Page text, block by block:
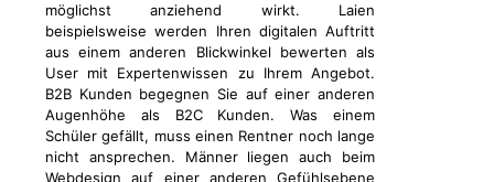
möglichst anziehend wirkt. Laien
beispielsweise werden Ihren digitalen Auftritt
aus einem anderen Blickwinkel bewerten als
User mit Expertenwissen zu Ihrem Angebot.
B2B Kunden begegnen Sie auf einer anderen
Augenhöhe als B2C Kunden. Was einem
Schüler gefällt, muss einen Rentner noch lange
nicht ansprechen. Männer liegen auch beim
Webdesign auf einer anderen Gefühlsebene